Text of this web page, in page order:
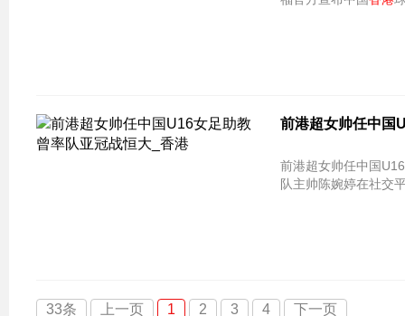
前港超女帅任中国
前港超女帅任中国
队主帅陈婉婷在社交
33条 上一页 1 2 3 4 下一页